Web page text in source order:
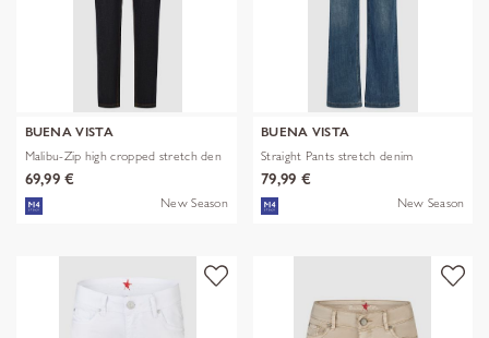
BUENA VISTA
Malibu-Zip high cropped stretch den
69,99 €
New Season
BUENA VISTA
Straight Pants stretch denim
79,99 €
New Season